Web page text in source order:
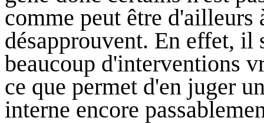
comme peut être d'ailleurs
désapprouvent. En effet, il
beaucoup d'interventions
ce que permet d'en juger
interne encore